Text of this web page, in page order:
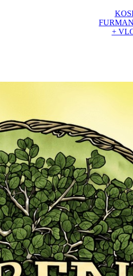
+